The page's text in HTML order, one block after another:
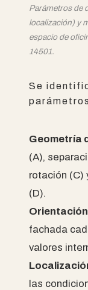
Parámetros de
localización) y
espacio de
14501.
Se
Geometría
(A),
rotación (C)
(D).
fachada
valores
las